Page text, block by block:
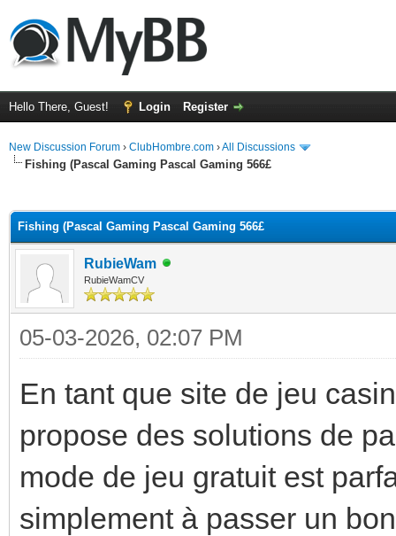
Hello There, Guest! Login Register
New Discussion Forum › ClubHombre.com ›All Discussions
Fishing (Pascal Gaming Pascal Gaming 566£
Fishing (Pascal Gaming Pascal Gaming 566£
RubieWam
RubieWamCV
05-03-2026, 02:07 PM
En tant que site de jeu
propose des solutions de
mode de jeu gratuit est
simplement à passer un